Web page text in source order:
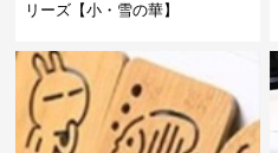
リーズ【小・雪の華】